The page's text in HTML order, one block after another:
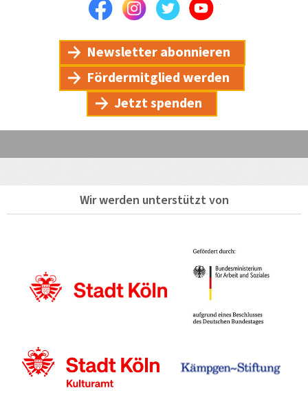
FacebookInstagramTwitterYoutube
Newsletter abonnieren
Fördermitglied werden
Jetzt spenden
Wir werden unterstützt von